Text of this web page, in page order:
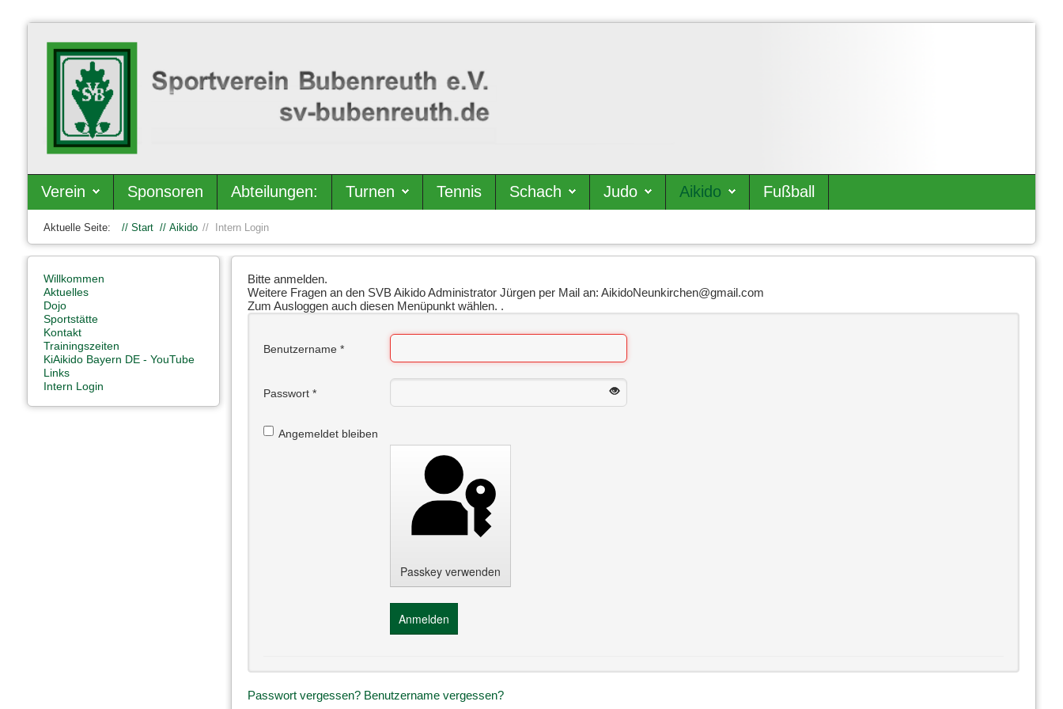
Verein Sponsoren Abteilungen: Turnen Tennis Schach Judo Aikido Fußball
Aktuelle Seite: Start Aikido Intern Login
Bitte anmelden.
Weitere Fragen an den SVB Aikido Administrator Jürgen per Mail an: AikidoNeunkirchen@gmail.com
Zum Ausloggen auch diesen Menüpunkt wählen. .
Benutzername*
Passwort*
Angemeldet bleiben
Passkey verwenden
Anmelden
Passwort vergessen? Benutzername vergessen?
Willkommen
Aktuelles
Dojo
Sportstätte
Kontakt
Trainingszeiten
KiAikido Bayern DE - YouTube
Links
Intern Login